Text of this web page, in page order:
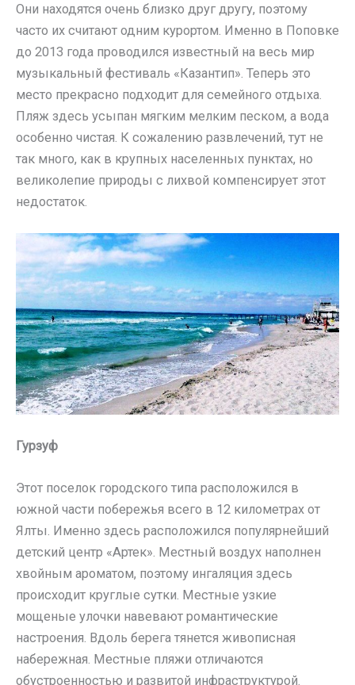
Они находятся очень близко друг другу, поэтому
часто их считают одним курортом. Именно в Поповке
до 2013 года проводился известный на весь мир
музыкальный фестиваль «Казантип». Теперь это
место прекрасно подходит для семейного отдыха.
Пляж здесь усыпан мягким мелким песком, а вода
особенно чистая. К сожалению развлечений, тут не
так много, как в крупных населенных пунктах, но
великолепие природы с лихвой компенсирует этот
недостаток.
Гурзуф
Этот поселок городского типа расположился в
южной части побережья всего в 12 километрах от
Ялты. Именно здесь расположился популярнейший
детский центр «Артек». Местный воздух наполнен
хвойным ароматом, поэтому ингаляция здесь
происходит круглые сутки. Местные узкие
мощеные улочки навевают романтические
настроения. Вдоль берега тянется живописная
набережная. Местные пляжи отличаются
обустроенностью и развитой инфраструктурой.